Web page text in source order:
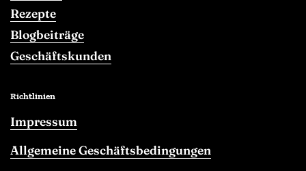
Rezepte
Blogbeiträge
Geschäftskunden
Richtlinien
Impressum
Allgemeine Geschäftsbedingungen